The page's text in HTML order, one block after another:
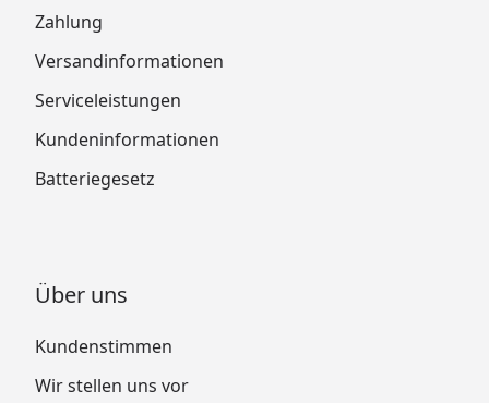
Zahlung
Versandinformationen
Serviceleistungen
Kundeninformationen
Batteriegesetz
Über uns
Kundenstimmen
Wir stellen uns vor